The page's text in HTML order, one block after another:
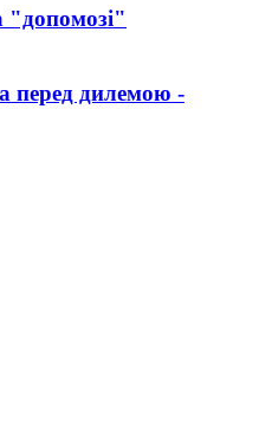
перед дилемою -